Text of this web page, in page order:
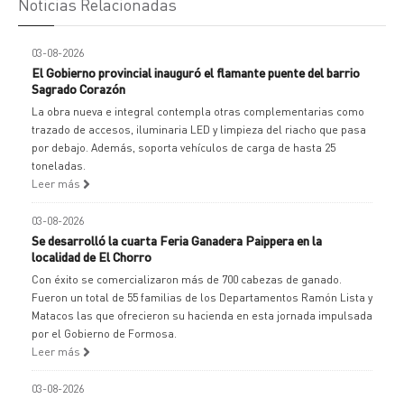
03-08-2026
El Gobierno provincial inauguró el flamante puente del barrio
Sagrado Corazón
La obra nueva e integral contempla otras complementarias como
trazado de accesos, iluminaria LED y limpieza del riacho que pasa
por debajo. Además, soporta vehículos de carga de hasta 25
toneladas.
Leer más
03-08-2026
Se desarrolló la cuarta Feria Ganadera Paippera en la
localidad de El Chorro
Con éxito se comercializaron más de 700 cabezas de ganado.
Fueron un total de 55 familias de los Departamentos Ramón Lista y
Matacos las que ofrecieron su hacienda en esta jornada impulsada
por el Gobierno de Formosa.
Leer más
03-08-2026